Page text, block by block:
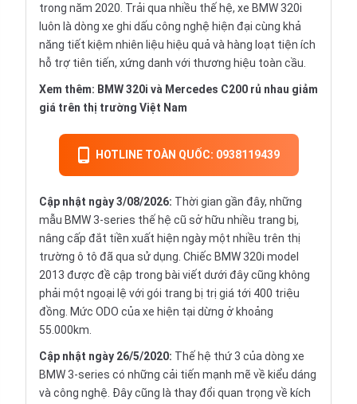
trong năm 2020. Trải qua nhiều thế hệ, xe BMW 320i
luôn là dòng xe ghi dấu công nghệ hiện đại cùng khả
năng tiết kiệm nhiên liệu hiệu quả và hàng loạt tiện ích
hỗ trợ tiên tiến, xứng danh với thương hiệu toàn cầu.
Xem thêm: BMW 320i và Mercedes C200 rủ nhau giảm
giá trên thị trường Việt Nam
HOTLINE TOÀN QUỐC: 0938119439
Cập nhật ngày 3/08/2026: Thời gian gần đây, những
mẫu BMW 3-series thế hệ cũ sở hữu nhiều trang bị,
nâng cấp đắt tiền xuất hiện ngày một nhiều trên thị
trường ô tô đã qua sử dụng. Chiếc BMW 320i model
2013 được đề cập trong bài viết dưới đây cũng không
phải một ngoại lệ với gói trang bị trị giá tới 400 triệu
đồng. Mức ODO của xe hiện tại dừng ở khoảng
55.000km.
Cập nhật ngày 26/5/2020: Thế hệ thứ 3 của dòng xe
BMW 3-series có những cải tiến mạnh mẽ về kiểu dáng
và công nghệ. Đây cũng là thay đổi quan trọng về kích